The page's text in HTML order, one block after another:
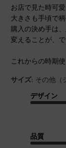
お店で見た時可
大きさも手頃で
購入の決め手は
変えることが、
これからの時期
サイズ: その他（
デザイン
品質